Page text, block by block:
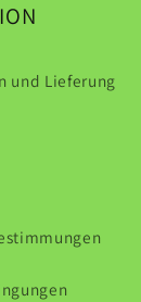
und Lieferung